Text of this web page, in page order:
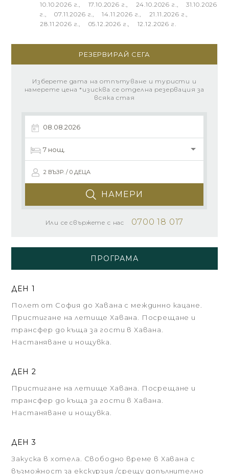
10.10.2026 г., 17.10.2026 г., 24.10.2026 г., 31.10.2026
г., 07.11.2026 г., 14.11.2026 г., 21.11.2026 г.,
28.11.2026 г., 05.12.2026 г., 12.12.2026 г.
РЕЗЕРВИРАЙ СЕГА
Изберете дата на отпътуване и туристи и
намерете цена *изисква се отделна резервация за
всяка стая
2 ВЪЗР. / 0 ДЕЦА
НАМЕРИ
Или се свържете с нас 0700 18 017
ПРОГРАМА
ДЕН 1
Полет от София до Хавана с междинно кацане.
Пристигане на летище Хавана. Посрещане и
трансфер до къща за гости в Хавана.
Настаняване и нощувка.
ДЕН 2
Пристигане на летище Хавана. Посрещане и
трансфер до къща за гости в Хавана.
Настаняване и нощувка.
ДЕН 3
Закуска в хотела. Свободно време в Хавана с
възможност за екскурзия /срещу допълнително